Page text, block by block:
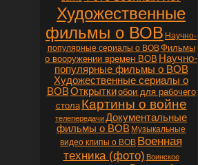
Художественные
фильмы о ВОВ Научно-
популярные сериалы о ВОВФильмы
о вооружении времен ВОВ Научно-
популярные фильмы о ВОВ
Художественные сериалы о
ВОВОткрыткиобои для рабочего
стола Картины о войне
телепередачиДокументальные
фильмы о ВОВ Музыкальные
видео клипы о ВОВ Военная
техника (фото) Воинское